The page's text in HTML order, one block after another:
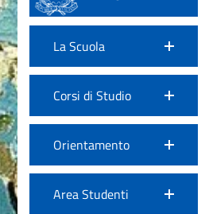
La Scuola
Corsi di Studio
Orientamento
Area Studenti